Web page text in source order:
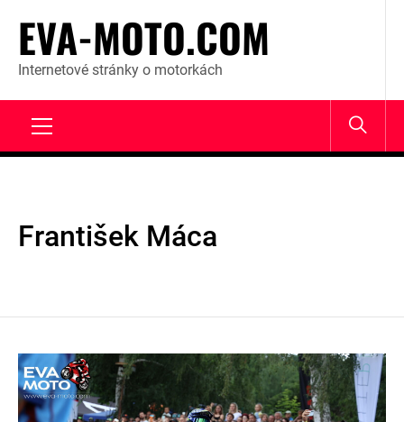
content
EVA-MOTO.COM
Internetové stránky o motorkách
František Máca